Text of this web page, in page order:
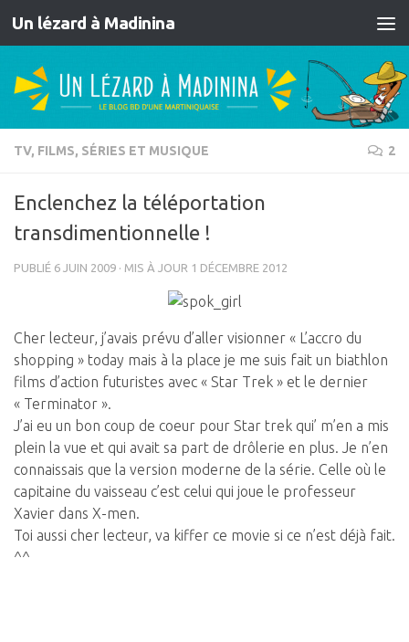
Skip to content
Un lézard à Madinina
TV, FILMS, SÉRIES ET MUSIQUE 2
Enclenchez la téléportation
transdimentionnelle !
PUBLIÉ 6 JUIN 2009 · MIS À JOUR 1 DÉCEMBRE 2012
Cher lecteur, j’avais prévu d’aller visionner « L’accro du
shopping » today mais à la place je me suis fait un biathlon
films d’action futuristes avec « Star Trek » et le dernier
« Terminator ».
J’ai eu un bon coup de coeur pour Star trek qui’ m’en a mis
plein la vue et qui avait sa part de drôlerie en plus. Je n’en
connaissais que la version moderne de la série. Celle où le
capitaine du vaisseau c’est celui qui joue le professeur
Xavier dans X-men.
Toi aussi cher lecteur, va kiffer ce movie si ce n’est déjà fait.
^^